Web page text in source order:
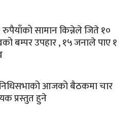
सामान किन्नेले जिते १०
बम्पर उपहार , १५ जनाले पाए १
आजको बैठकमा चार
प्रस्तुत हुने